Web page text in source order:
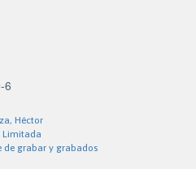
6
Héctor
Limitada
de grabar y grabados